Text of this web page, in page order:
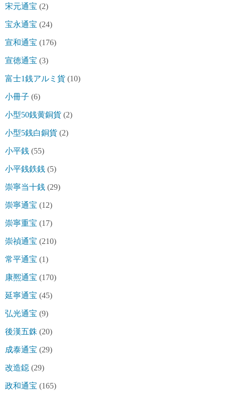
宋元通宝 (2)
宝永通宝 (24)
宣和通宝 (176)
宣徳通宝 (3)
富士1銭アルミ貨 (10)
小冊子 (6)
小型50銭黄銅貨 (2)
小型5銭白銅貨 (2)
小平銭 (55)
小平銭鉄銭 (5)
崇寧当十銭 (29)
崇寧通宝 (12)
崇寧重宝 (17)
崇禎通宝 (210)
常平通宝 (1)
康熈通宝 (170)
延寧通宝 (45)
弘光通宝 (9)
後漢五銖 (20)
成泰通宝 (29)
改造鐚 (29)
政和通宝 (165)